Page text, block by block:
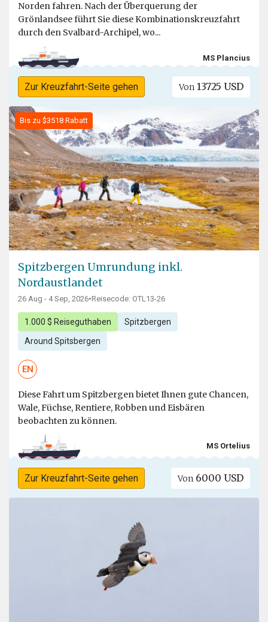
Norden fahren. Nach der Überquerung der
Grönlandsee führt Sie diese Kombinationskreuzfahrt
durch den Svalbard-Archipel, wo...
MS Plancius
Zur Kreuzfahrt-Seite gehen Von 13725 USD
Bis zu $3518 Rabatt
Spitzbergen Umrundung inkl.
Nordaustlandet
26 Aug - 4 Sep, 2026•Reisecode: OTL13-26
1.000 $ Reiseguthaben Spitzbergen
Around Spitsbergen
EN
Diese Fahrt um Spitzbergen bietet Ihnen gute Chancen,
Wale, Füchse, Rentiere, Robben und Eisbären
beobachten zu können.
MS Ortelius
Zur Kreuzfahrt-Seite gehen Von 6000 USD